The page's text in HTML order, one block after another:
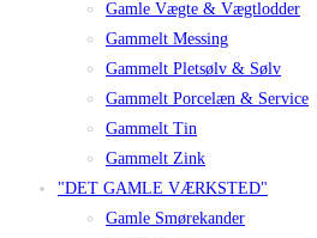
Gamle Vægte & Vægtlodder
Gammelt Messing
Gammelt Pletsølv & Sølv
Gammelt Porcelæn & Service
Gammelt Tin
Gammelt Zink
"DET GAMLE VÆRKSTED"
Gamle Smørekander